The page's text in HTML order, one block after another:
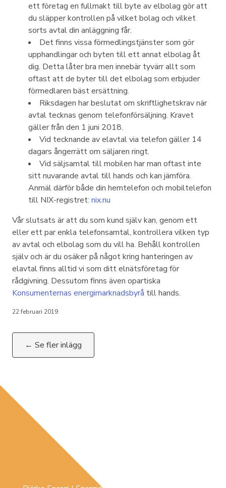
ett företag en fullmakt till byte av elbolag gör att
du släpper kontrollen på vilket bolag och vilket
sorts avtal din anläggning får.
Det finns vissa förmedlingstjänster som gör
upphandlingar och byten till ett annat elbolag åt
dig. Detta låter bra men innebär tyvärr allt som
oftast att de byter till det elbolag som erbjuder
förmedlaren bäst ersättning.
Riksdagen har beslutat om skriftlighetskrav när
avtal tecknas genom telefonförsäljning. Kravet
gäller från den 1 juni 2018.
Vid tecknande av elavtal via telefon gäller 14
dagars ångerrätt om säljaren ringt.
Vid säljsamtal till mobilen har man oftast inte
sitt nuvarande avtal till hands och kan jämföra.
Anmäl därför både din hemtelefon och mobiltelefon
till NIX-registret: nix.nu
Vår slutsats är att du som kund själv kan, genom ett
eller ett par enkla telefonsamtal, kontrollera vilken typ
av avtal och elbolag som du vill ha. Behåll kontrollen
själv och är du osäker på något kring hanteringen av
elavtal finns alltid vi som ditt elnätsföretag för
rådgivning. Dessutom finns även opartiska
Konsumenternas energimarknadsbyrå till hands.
22 februari 2019
← Se fler inlägg